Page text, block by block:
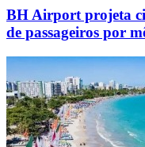
BH Airport projeta
de passageiros por